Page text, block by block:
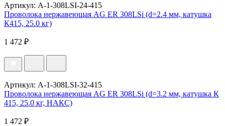
Артикул: A-1-308LSI-24-415
Проволока нержавеющая AG ER 308LSi (d=2.4 мм, катушка
К415, 25.0 кг)
1 472 ₽
Артикул: A-1-308LSI-32-415
Проволока нержавеющая AG ER 308LSi (d=3.2 мм, катушка К
415, 25.0 кг, НАКС)
1 472 ₽